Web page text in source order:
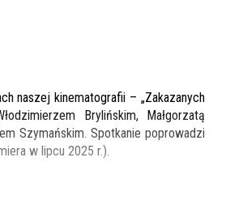
naszej kinematografii – „Zakazanych
Brylińskim, Małgorzatą
Szymańskim. Spotkanie poprowadzi
w lipcu 2025 r.).